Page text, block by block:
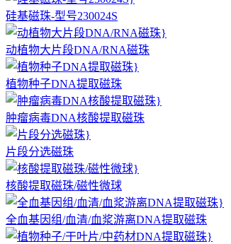
硅基磁珠-型号230024S
动植物大片段DNA/RNA磁珠
植物种子DNA提取磁珠
肿瘤病毒DNA核酸提取磁珠
片段分选磁珠
核酸提取磁珠/磁性微球
全血基因组/血清/血浆游离DNA提取磁珠